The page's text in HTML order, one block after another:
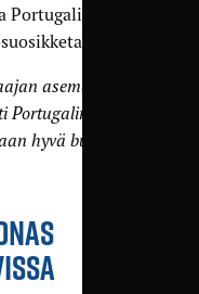
asemasta on
Portugalin
hyvä buusti